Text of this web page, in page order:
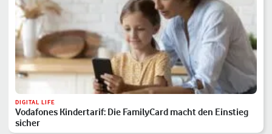
DIGITAL LIFE
Vodafones Kindertarif: Die FamilyCard macht den Einstieg
sicher